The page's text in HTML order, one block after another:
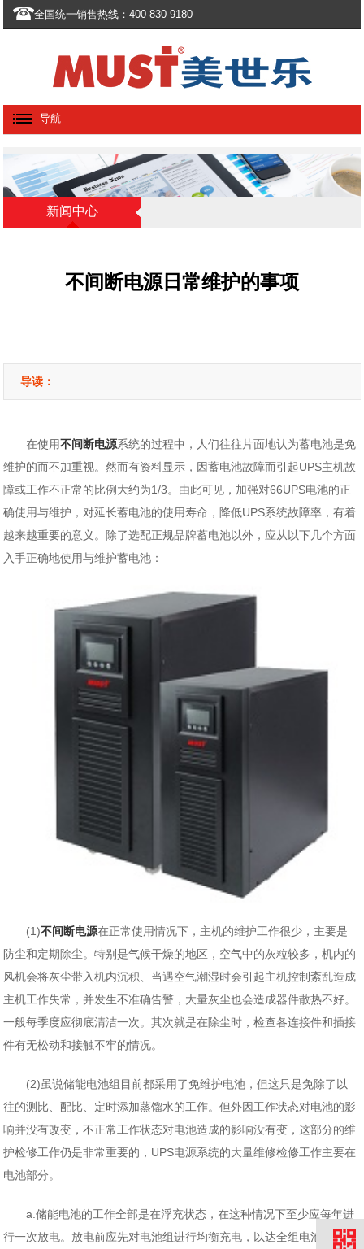
全国统一销售热线：400-830-9180
导航
新闻中心
不间断电源日常维护的事项
导读：
在使用不间断电源系统的过程中，人们往往片面地认为蓄电池是免
维护的而不加重视。然而有资料显示，因蓄电池故障而引起UPS主机故
障或工作不正常的比例大约为1/3。由此可见，加强对66UPS电池的正
确使用与维护，对延长蓄电池的使用寿命，降低UPS系统故障率，有着
越来越重要的意义。除了选配正规品牌蓄电池以外，应从以下几个方面
入手正确地使用与维护蓄电池：
(1)不间断电源在正常使用情况下，主机的维护工作很少，主要是
防尘和定期除尘。特别是气候干燥的地区，空气中的灰粒较多，机内的
风机会将灰尘带入机内沉积、当遇空气潮湿时会引起主机控制紊乱造成
主机工作失常，并发生不准确告警，大量灰尘也会造成器件散热不好。
一般每季度应彻底清洁一次。其次就是在除尘时，检查各连接件和插接
件有无松动和接触不牢的情况。
(2)虽说储能电池组目前都采用了免维护电池，但这只是免除了以
往的测比、配比、定时添加蒸馏水的工作。但外因工作状态对电池的影
响并没有改变，不正常工作状态对电池造成的影响没有变，这部分的维
护检修工作仍是非常重要的，UPS电源系统的大量维修检修工作主要在
电池部分。
a.储能电池的工作全部是在浮充状态，在这种情况下至少应每年进
行一次放电。放电前应先对电池组进行均衡充电，以达全组电池的均